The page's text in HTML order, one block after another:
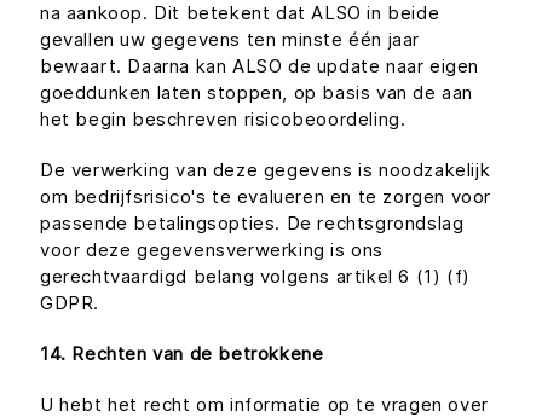
na aankoop. Dit betekent dat ALSO in beide
gevallen uw gegevens ten minste één jaar
bewaart. Daarna kan ALSO de update naar eigen
goeddunken laten stoppen, op basis van de aan
het begin beschreven risicobeoordeling.
De verwerking van deze gegevens is noodzakelijk
om bedrijfsrisico's te evalueren en te zorgen voor
passende betalingsopties. De rechtsgrondslag
voor deze gegevensverwerking is ons
gerechtvaardigd belang volgens artikel 6 (1) (f)
GDPR.
14. Rechten van de betrokkene
U hebt het recht om informatie op te vragen over